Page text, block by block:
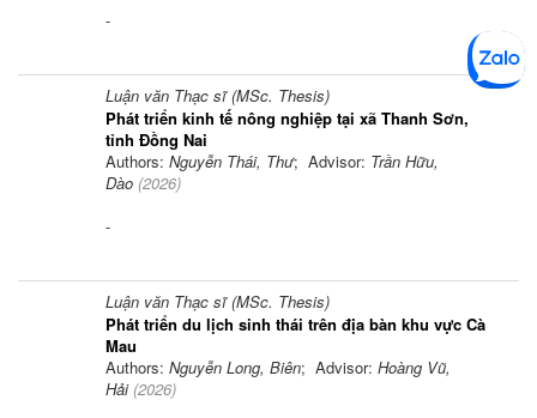
-
Luận văn Thạc sĩ (MSc. Thesis)
Phát triển kinh tế nông nghiệp tại xã Thanh Sơn,
tỉnh Đồng Nai
Authors: Nguyễn Thái, Thư; Advisor: Trần Hữu,
Dào (2026)
-
Luận văn Thạc sĩ (MSc. Thesis)
Phát triển du lịch sinh thái trên địa bàn khu vực Cà
Mau
Authors: Nguyễn Long, Biên; Advisor: Hoàng Vũ,
Hải(2026)